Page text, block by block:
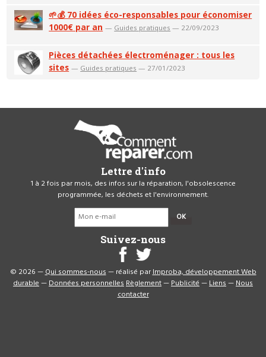
🌱💰 70 idées éco-responsables pour économiser
1000€ par an — Guides pratiques — 22/09/2023
Pièces détachées électroménager : tous les
sites — Guides pratiques — 27/01/2023
Lettre d'info
1 à 2 fois par mois, des infos sur la réparation, l'obsolescence
programmée, les déchets et l'environnement.
OK
Suivez-nous
© 2026 —Qui sommes-nous— réalisé parImproba, développement Web
durable—Données personnellesRèglement—Publicité—Liens—Nous
contacter